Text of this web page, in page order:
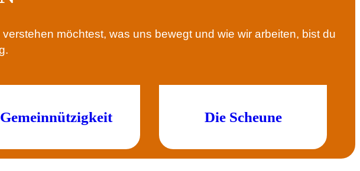
möchtest, was uns bewegt und wie wir arbeiten, bist du
Gemeinnützigkeit Die Scheune